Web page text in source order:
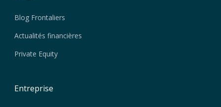
Blog Frontaliers
Actualités financières
Private Equity
Entreprise